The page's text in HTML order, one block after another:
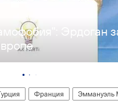
Эрдоган
Франция Эммануэль